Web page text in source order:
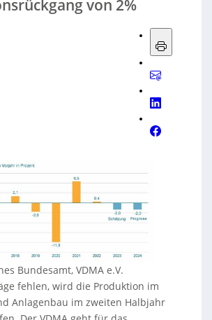
von 2%
Bundesamt, VDMA e.V.
fehlen, wird die Produktion im
Anlagenbau im zweiten Halbjahr